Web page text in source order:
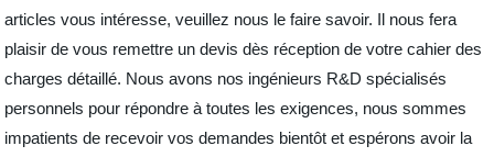
articles vous intéresse, veuillez nous le faire savoir. Il nous fera
plaisir de vous remettre un devis dès réception de votre cahier des
charges détaillé. Nous avons nos ingénieurs R&D spécialisés
personnels pour répondre à toutes les exigences, nous sommes
impatients de recevoir vos demandes bientôt et espérons avoir la